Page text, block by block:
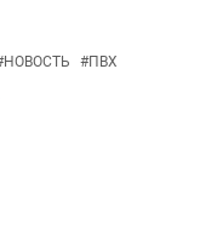
НОВОСТЬ #ПВХ